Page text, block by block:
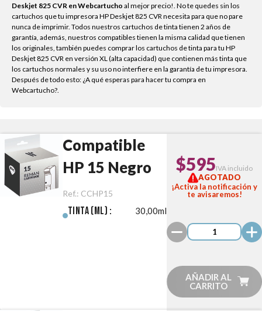
Deskjet 825 CVR en Webcartucho al mejor precio!. No te quedes sin los
cartuchos que tu impresora HP Deskjet 825 CVR necesita para que no pare
nunca de imprimir. Todos nuestros cartuchos de tinta tienen 2 años de
garantía, además, nuestros compatibles tienen la misma calidad que tienen
los originales, también puedes comprar los cartuchos de tinta para tu HP
Deskjet 825 CVR en versión XL (alta capacidad) que contienen más tinta que
los cartuchos normales y su uso no interfiere en la garantía de tu impresora.
Después de todo esto: ¿A qué esperas para hacer tu compra en
Webcartucho?.
Compatible
HP 15 Negro
Ref.: CCHP15
Tinta (ml) : 30,00ml
$595IVA incluido
AGOTADO
¡Activa la notificación y
te avisaremos!
AÑADIR AL
CARRITO